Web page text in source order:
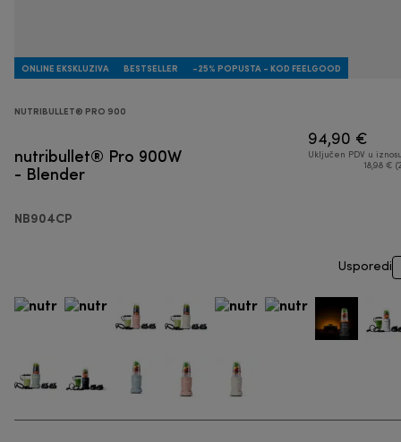
ONLINE EKSKLUZIVA BESTSELLER -25% POPUSTA - KOD FEELGOOD
NUTRIBULLET® PRO 900
nutribullet® Pro 900W
- Blender
NB904CP
94,90 €
Uključen PDV u
18,98 €
Usporedi